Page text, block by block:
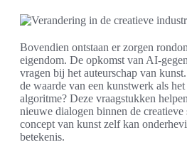
Bovendien ontstaan er zorgen
eigendom. De opkomst van AI-
vragen bij het auteurschap van
de waarde van een kunstwerk als
algoritme? Deze vraagstukken
nieuwe dialogen binnen de creatieve
concept van kunst zelf kan
betekenis.